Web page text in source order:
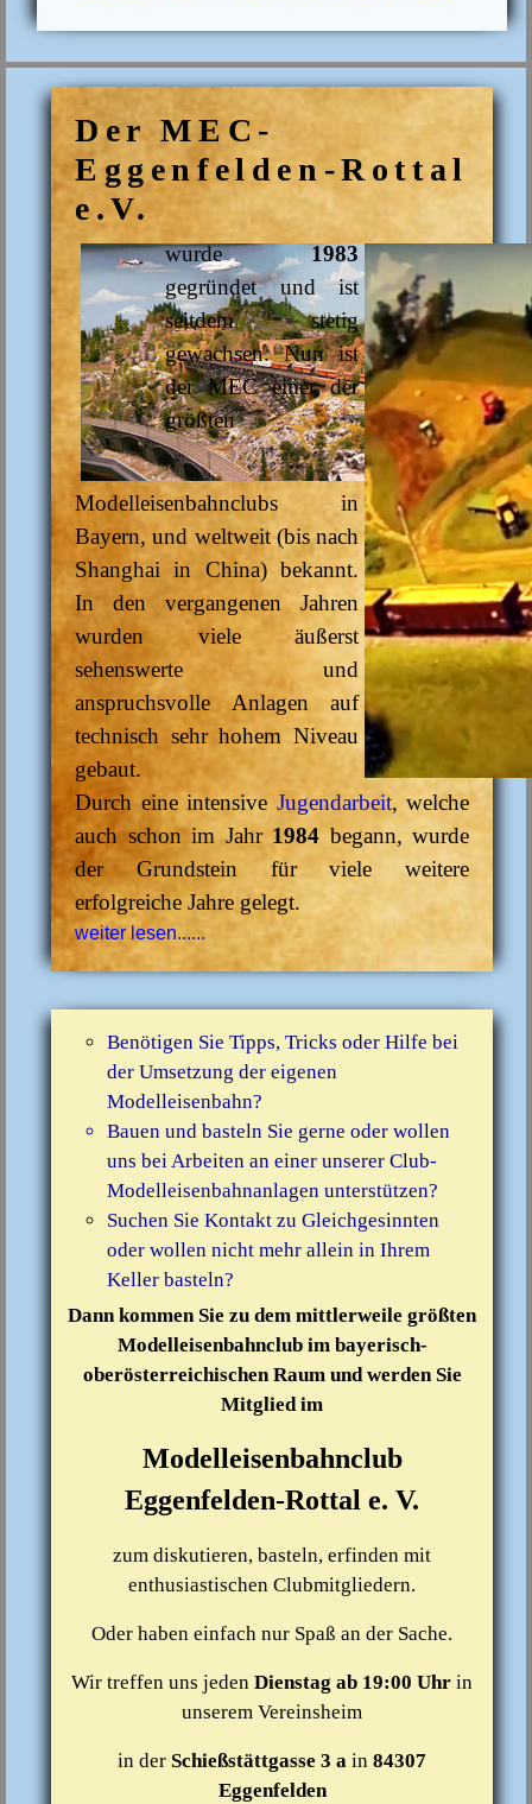
Der MEC-
Eggenfelden-Rottal
e.V.
wurde1983
gegründet und ist
seitdem stetig
gewachsen. Nun ist
der MEC einer der
größten
Modelleisenbahnclubs in
Bayern, und weltweit (bis nach
Shanghai in China) bekannt.
In den vergangenen Jahren
wurden viele äußerst
sehenswerte und
anspruchsvolle Anlagen auf
technisch sehr hohem Niveau
gebaut.
Durch eine intensive Jugendarbeit, welche
auch schon im Jahr 1984begann, wurde
der Grundstein für viele weitere
erfolgreiche Jahre gelegt.
weiter lesen......
Benötigen Sie Tipps, Tricks oder Hilfe bei
der Umsetzung der eigenen
Modelleisenbahn?
Bauen und basteln Sie gerne oder wollen
uns bei Arbeiten an einer unserer Club-
Modelleisenbahnanlagen unterstützen?
Suchen Sie Kontakt zu Gleichgesinnten
oder wollen nicht mehr allein in Ihrem
Keller basteln?
Dann kommen Sie zu dem mittlerweile größten
Modelleisenbahnclub im bayerisch-
oberösterreichischen Raum und werden Sie
Mitglied im
Modelleisenbahnclub
Eggenfelden-Rottal e. V.
zum diskutieren, basteln, erfinden mit
enthusiastischen Clubmitgliedern.
Oder haben einfach nur Spaß an der Sache.
Wir treffen uns jeden Dienstag ab 19:00 Uhr in
unserem Vereinsheim
in der Schießstättgasse 3 a in 84307
Eggenfelden